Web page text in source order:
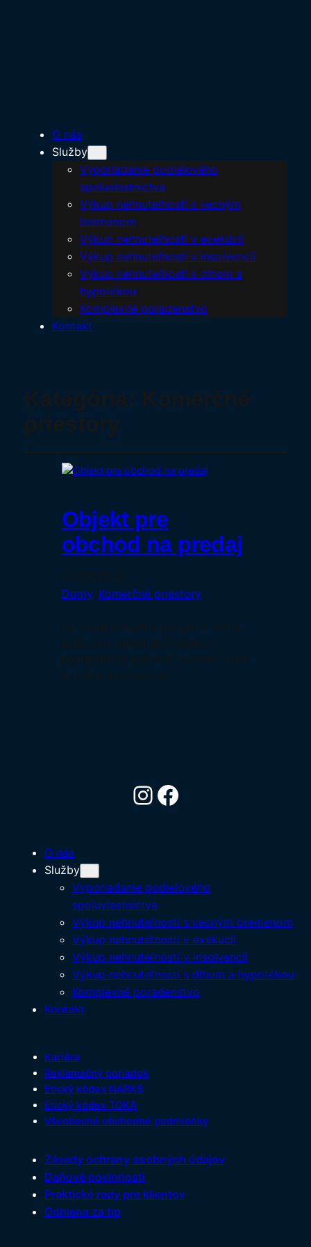
O nás
Služby
Vyporiadanie podielového
spoluvlastníctva
Výkup nehnuteľností s vecným
bremenom
Výkup nehnuteľností v exekúcií
Výkup nehnuteľností v insolvencií
Výkup nehnuteľností s dlhom a
hypotékou
Komplexné poradenstvo
Kontakt
Objekt pre
obchod na predaj
Domy, Komerčné priestory
Instagram
Facebook
O nás
Služby
Vyporiadanie podielového
spoluvlastníctva
Výkup nehnuteľností s vecným bremenom
Výkup nehnuteľností v exekúcií
Výkup nehnuteľností v insolvencií
Výkup nehnuteľností s dlhom a hypotékou
Komplexné poradenstvo
Kontakt
Kariéra
Reklamačný poriadok
Etický kódex NARKS
Etický kódex TOKA
Všeobecné obchodné podmienky
Zásady ochrany osobných údajov
Daňové povinnosti
Praktické rady pre klientov
Odmena za tip